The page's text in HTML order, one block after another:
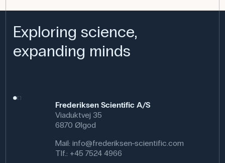
Exploring science,
expanding minds
Frederiksen Scientific A/S
Viaduktvej 35
6870 Ølgod
Mail: info@frederiksen-scientific.com
Tlf.: +45 7524 4966